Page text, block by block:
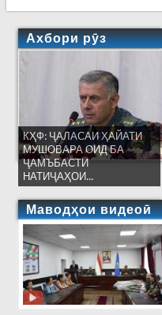
Ахбори рӯз
КҲФ: ҶАЛАСАИ ҲАЙАТИ
МУШОВАРА ОИД БА
ҶАМЪБАСТИ
НАТИҶАҲОИ...
Маводҳои видеоӣ